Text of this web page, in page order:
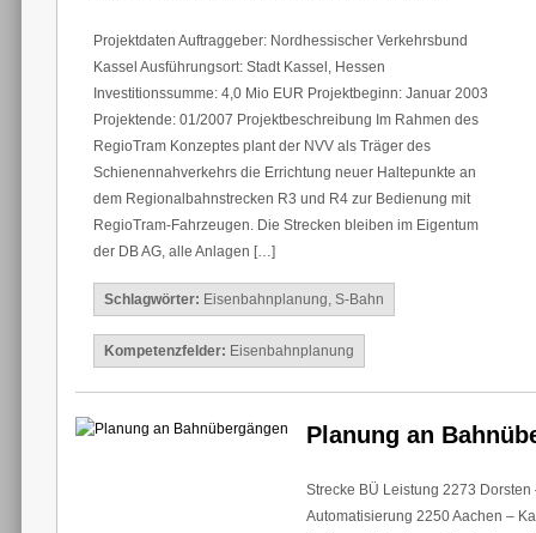
Projektdaten Auftraggeber: Nordhessischer Verkehrsbund
Kassel Ausführungsort: Stadt Kassel, Hessen
Investitionssumme: 4,0 Mio EUR Projektbeginn: Januar 2003
Projektende: 01/2007 Projektbeschreibung Im Rahmen des
RegioTram Konzeptes plant der NVV als Träger des
Schienennahverkehrs die Errichtung neuer Haltepunkte an
dem Regionalbahnstrecken R3 und R4 zur Bedienung mit
RegioTram-Fahrzeugen. Die Strecken bleiben im Eigentum
der DB AG, alle Anlagen […]
Schlagwörter: Eisenbahnplanung, S-Bahn
Kompetenzfelder: Eisenbahnplanung
Planung an
Strecke BÜ Leistung 2273 Dorsten
Automatisierung 2250 Aachen –